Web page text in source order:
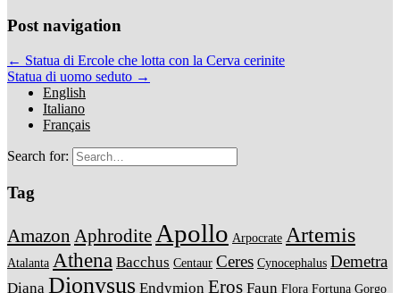
Post navigation
← Statua di Ercole che lotta con la Cerva cerinite
Statua di uomo seduto →
English
Italiano
Français
Search for:
Tag
Amazon AphroditeApollo Arpocrate Artemis
Atalanta Athena Bacchus Centaur Ceres Cynocephalus Demetra
Diana Dionysus Endymion Eros Faun Flora Fortuna Gorgo